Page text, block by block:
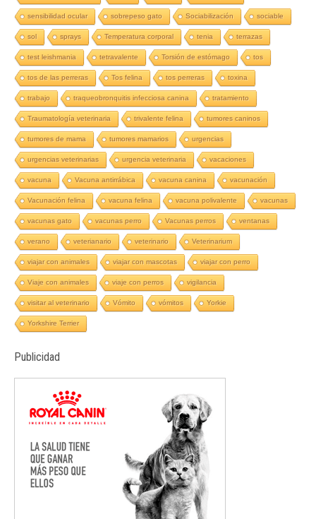
sensibilidad ocular sobrepeso gato Sociabilización sociable
sol sprays Temperatura corporal tenia terrazas
test leishmania tetravalente Torsión de estómago tos
tos de las perreras Tos felina tos perreras toxina
trabajo traqueobronquitis infecciosa canina tratamiento
Traumatología veterinaria trivalente felina tumores caninos
tumores de mama tumores mamarios urgencias
urgencias veterinarias urgencia veterinaria vacaciones
vacuna Vacuna antirrábica vacuna canina vacunación
Vacunación felina vacuna felina vacuna polivalente vacunas
vacunas gato vacunas perro Vacunas perros ventanas
verano veterianario veterinario Veterinarium
viajar con animales viajar con mascotas viajar con perro
Viaje con animales viaje con perros vigilancia
visitar al veterinario Vómito vómitos Yorkie
Yorkshire Terrier
Publicidad